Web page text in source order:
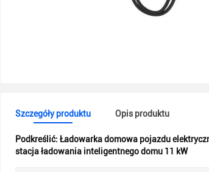
Szczegóły produktu Opis produktu
Podkreślić: Ładowarka domowa pojazdu
stacja ładowania inteligentnego domu 11 kW